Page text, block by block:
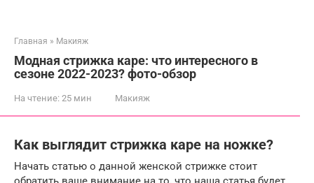
Главная » Макияж
Модная стрижка каре: что интересного в
сезоне 2022-2023? фото-обзор
На чтение: 25 мин Макияж
Как выглядит стрижка каре на ножке?
Начать статью о данной женской стрижке стоит